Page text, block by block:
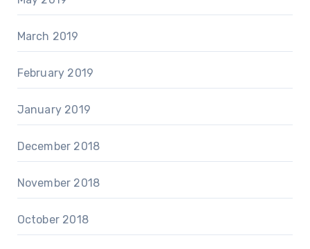
March 2019
February 2019
January 2019
December 2018
November 2018
October 2018